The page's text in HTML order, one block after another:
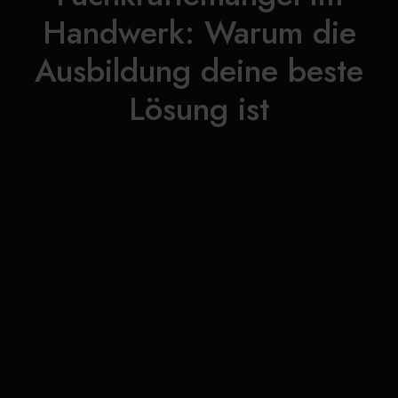
Handwerk: Warum die
Ausbildung deine beste
Lösung ist